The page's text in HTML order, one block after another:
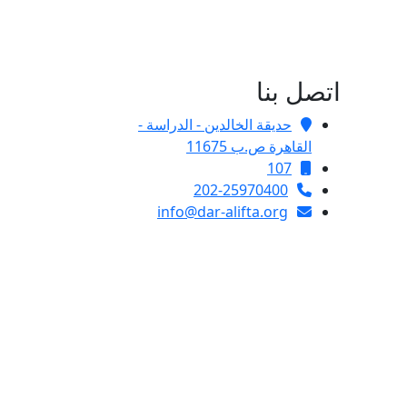
اتصل بنا
حديقة الخالدين - الدراسة -
القاهرة ص.ب 11675
107
202-25970400
info@dar-alifta.org